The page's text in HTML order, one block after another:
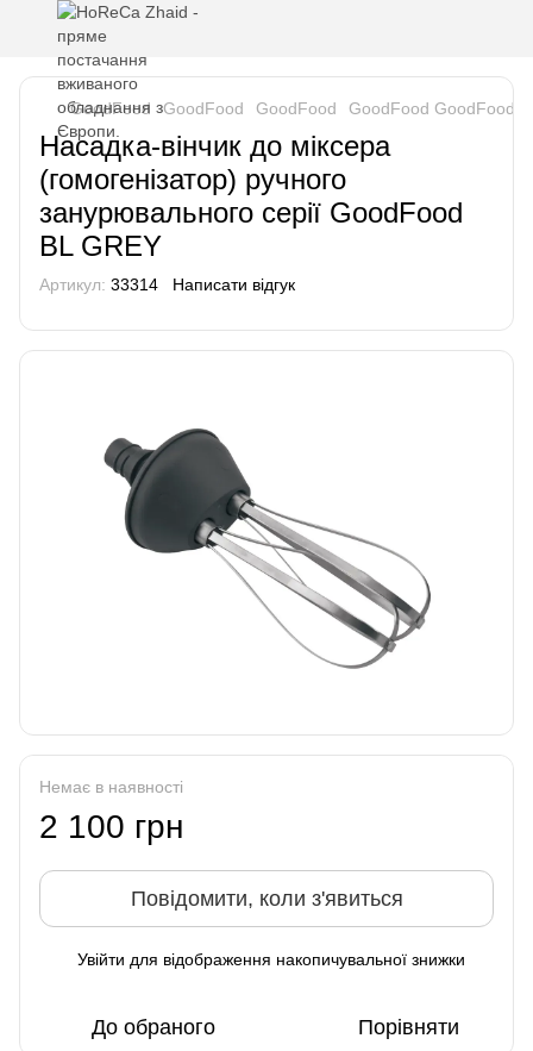
GoodFood GoodFood GoodFood GoodFood GoodFood
Насадка-вінчик до міксера
(гомогенізатор) ручного
занурювального серії GoodFood
BL GREY
Артикул: 33314 Написати відгук
Немає в наявності
2 100 грн
Повідомити, коли з'явиться
Увійти для відображення накопичувальної знижки
До обраного Порівняти